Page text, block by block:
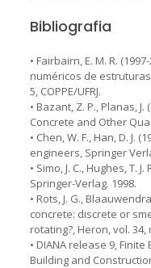
Bibliografia
• Fairbairn, E. M. R.
numéricos de
5, COPPE/UFRJ.
• Bazant, Z. P., Planas,
Concrete and Other
• Chen, W. F., Han, D. J.
engineers, Springer
• Simo, J. C., Hughes, T.
Springer-Verlag. 1998.
• Rots, J. G.,
concrete: discrete or
rotating?, Heron, vol. 34,
• DIANA release 9,
Building and